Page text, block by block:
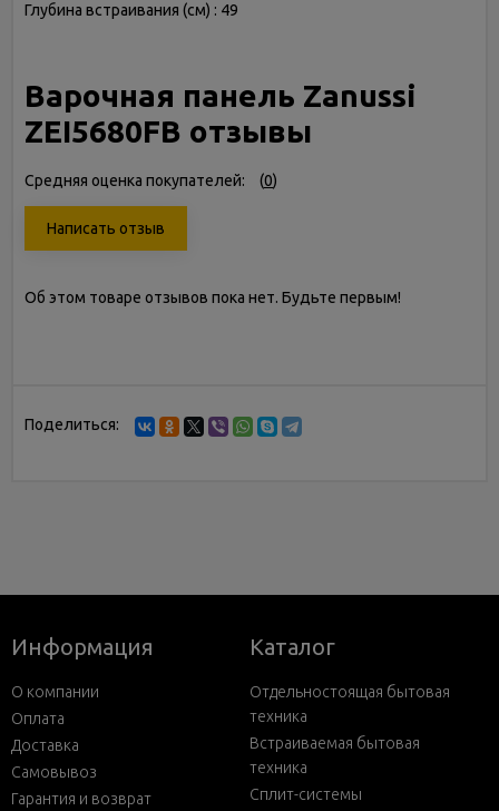
Глубина встраивания (см) : 49
Варочная панель Zanussi
ZEI5680FB отзывы
Средняя оценка покупателей: (0)
Написать отзыв
Об этом товаре отзывов пока нет. Будьте первым!
Поделиться:
Информация
О компании
Оплата
Доставка
Самовывоз
Гарантия и возврат
Каталог
Отдельностоящая бытовая
техника
Встраиваемая бытовая
техника
Сплит-системы